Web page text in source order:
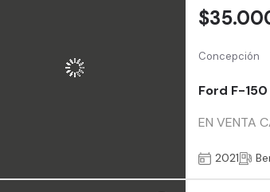
Concepción
Ford F-150
EN VENTA
2021